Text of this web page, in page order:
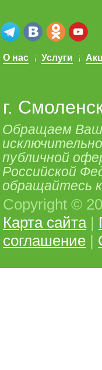
О нас Услуги
г.
Обращаем
публичной
Российской
обращайтесь
Copyright ©
Карта сайта|
соглашение |